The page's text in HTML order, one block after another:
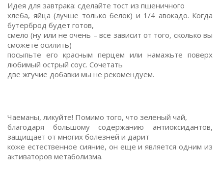
Идея для завтрака: сделайте тост из пшеничного
хлеба, яйца (лучше только белок) и 1/4 авокадо. Когда
бутерброд будет готов,
смело (ну или не очень – все зависит от того, сколько вы
сможете осилить)
посыпьте его красным перцем или намажьте поверх
любимый острый соус. Сочетать
две жгучие добавки мы не рекомендуем.
Чаеманы, ликуйте! Помимо того, что зеленый чай,
благодаря большому содержанию антиоксидантов,
защищает от многих болезней и дарит
коже естественное сияние, он еще и является одним из
активаторов метаболизма.